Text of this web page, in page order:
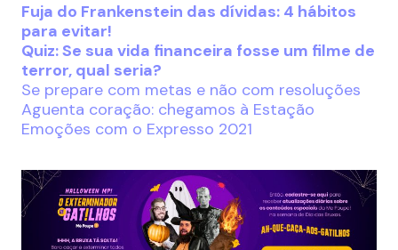
Fuja do Frankenstein das dívidas: 4 hábitos
para evitar!
Quiz: Se sua vida financeira fosse um filme de
terror, qual seria?
Se prepare com metas e não com resoluções
Aguenta coração: chegamos à Estação
Emoções com o Expresso 2021